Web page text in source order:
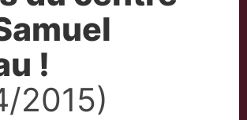
!
2015)